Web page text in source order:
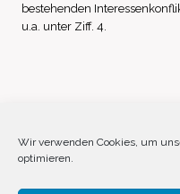
Wir verwenden Cookies, um
optimieren.
bestehenden
u.a. unter Ziff. 4.
Impressum